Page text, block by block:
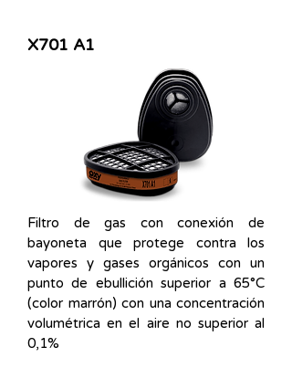
X701 A1
Filtro de gas con conexión de
bayoneta que protege contra los
vapores y gases orgánicos con un
punto de ebullición superior a 65°C
(color marrón) con una concentración
volumétrica en el aire no superior al
0,1%